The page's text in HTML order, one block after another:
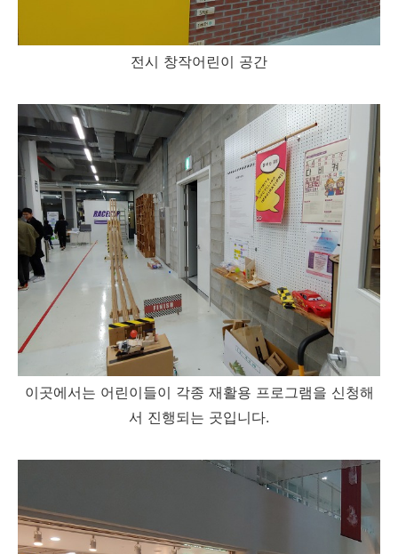
전시 창작어린이 공간
이곳에서는 어린이들이 각종 재활용 프로그램을 신청해
서 진행되는 곳입니다.